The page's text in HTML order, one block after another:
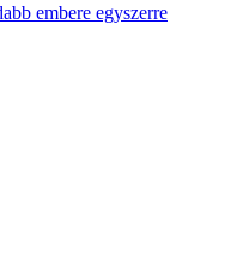
embere egyszerre